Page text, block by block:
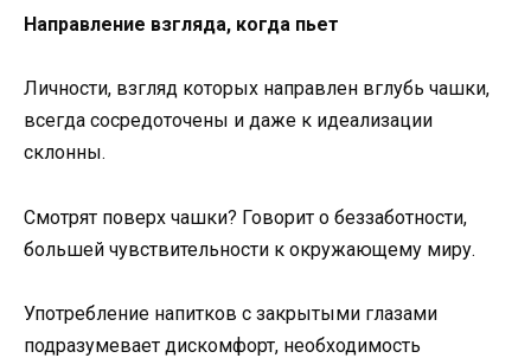
Направление взгляда, когда пьет
Личности, взгляд которых направлен вглубь чашки,
всегда сосредоточены и даже к идеализации
склонны.
Смотрят поверх чашки? Говорит о беззаботности,
большей чувствительности к окружающему миру.
Употребление напитков с закрытыми глазами
подразумевает дискомфорт, необходимость